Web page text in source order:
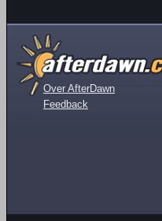
Over AfterDawn
Feedback